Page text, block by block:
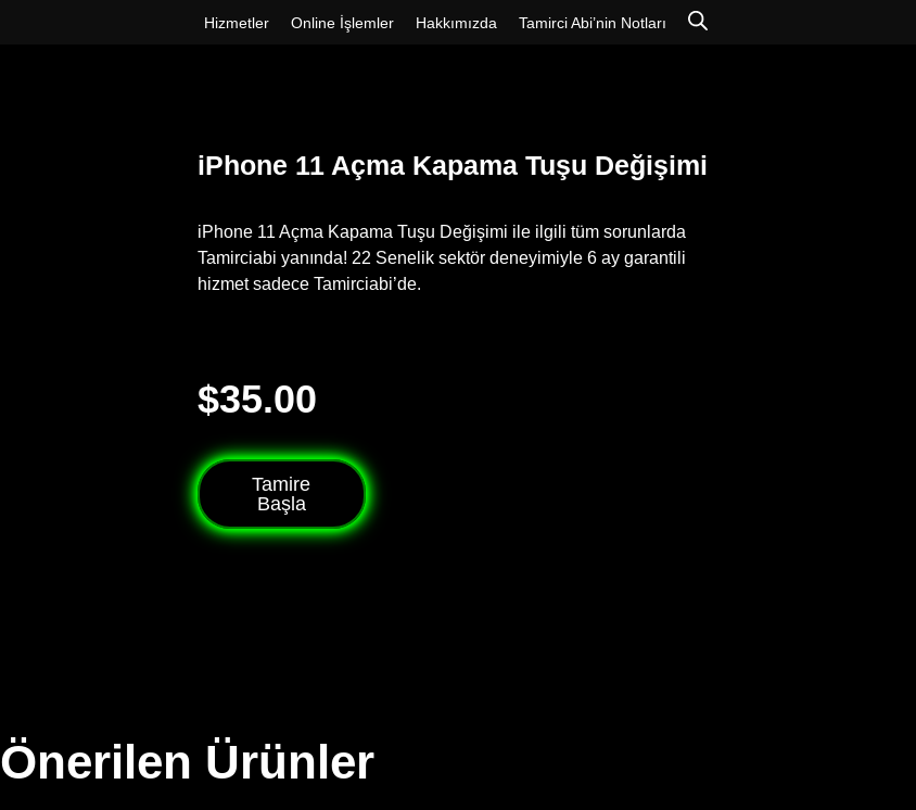
Hizmetler Online İşlemler Hakkımızda Tamirci Abi’nin Notları
iPhone 11 Açma Kapama Tuşu Değişimi
iPhone 11 Açma Kapama Tuşu Değişimi ile ilgili tüm sorunlarda
Tamirciabi yanında! 22 Senelik sektör deneyimiyle 6 ay garantili
hizmet sadece Tamirciabi’de.
$35.00
Tamire
Başla
Önerilen Ürünler